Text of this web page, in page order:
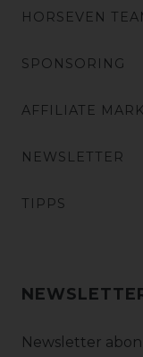
HORSEVEN
SPONSORING
AFFILIATE
NEWSLETTER
TIPPS
Newsletter